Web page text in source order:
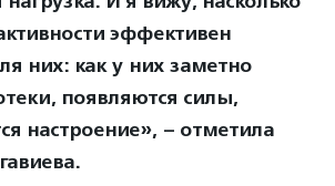
эффективен
них: как у них заметно
появляются силы,
настроение», – отметила